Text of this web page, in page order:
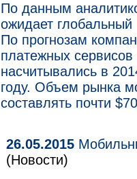
По данным
ожидает
По прогнозам
платежных
насчитывались в
году. Объем рынка
составлять почти
26.05.2015
(Новости)